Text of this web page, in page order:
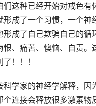
这种已经开始对戒色
形成了一个习惯，一个
成了自己欺骗自己的
恨、痛苦、懊恼、自责
！！！
学家的神经学解释，
连接会释放很多激素